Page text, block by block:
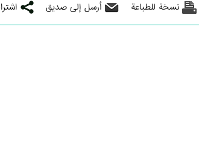
نسخة للطباعة أرسل إلى صديق